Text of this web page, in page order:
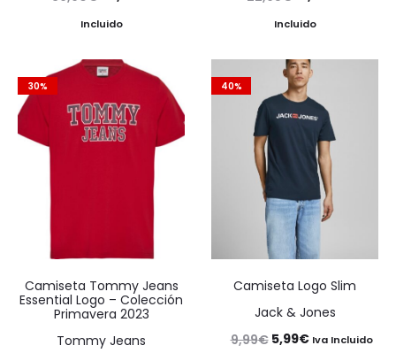
precio
era:
39,90€.
es:
27,93€.
Incluido
precio
era:
22,95€.
Incluido
30%
Camiseta Tommy Jeans
Essential Logo – Colección
Primavera 2023
Tommy Jeans
40%
Camiseta Logo Slim
Jack & Jones
9,99€ El
5,99€ElIva Incluido